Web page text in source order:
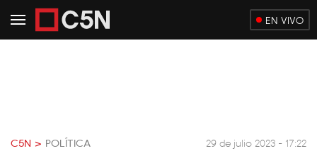
EN VIVO
C5N > POLÍTICA 29 de julio 2023 - 17:22